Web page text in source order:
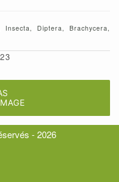
Diptera, Brachycera,
- 2026